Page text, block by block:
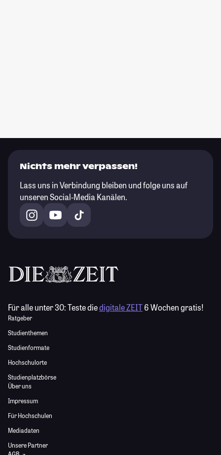
Nichts mehr verpassen!
Lass uns in Verbindung bleiben und folge uns auf
unseren Social-Media Kanälen.
Für alle unter 30:Teste diedigitale ZEIT6 Wochen gratis!
Ratgeber
Studienthemen
Studienformate
Hochschulorte
Studienplatzbörse
Über uns
Impressum
Für Hochschulen
Mediadaten
Unsere Partner